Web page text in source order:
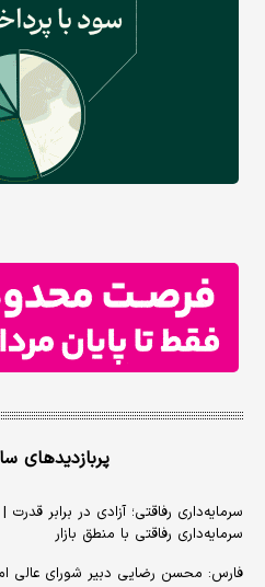
پربازدیدهای
سرمایه‌داری رفاقتی؛ آزادی در برابر
سرمایه‌داری رفاقتی با منطق بازار
فارس: محسن رضایی دبیر شورای عالی